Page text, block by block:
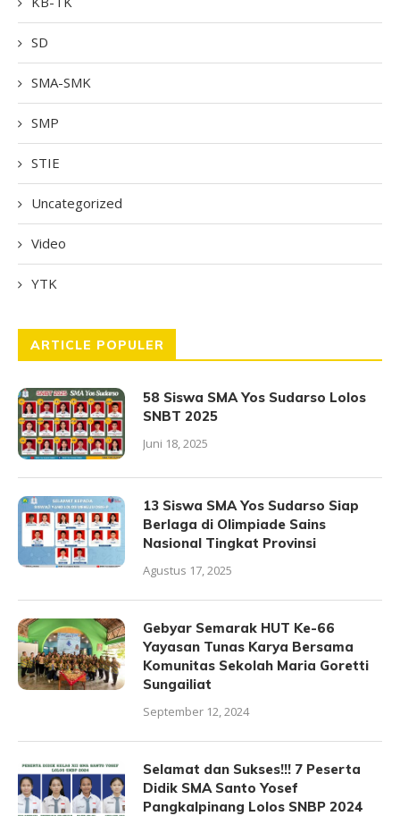
SD
SMA-SMK
SMP
STIE
Uncategorized
Video
YTK
ARTICLE POPULER
58 Siswa SMA Yos Sudarso Lolos
SNBT 2025
Juni 18, 2025
13 Siswa SMA Yos Sudarso Siap
Berlaga di Olimpiade Sains
Nasional Tingkat Provinsi
Agustus 17, 2025
Gebyar Semarak HUT Ke-66
Yayasan Tunas Karya Bersama
Komunitas Sekolah Maria Goretti
Sungailiat
September 12, 2024
Selamat dan Sukses!!! 7 Peserta
Didik SMA Santo Yosef
Pangkalpinang Lolos SNBP 2024